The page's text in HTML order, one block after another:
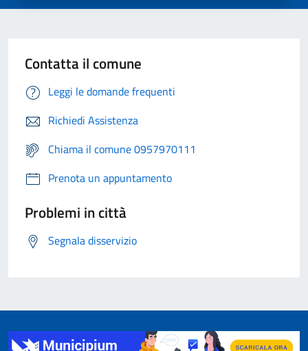
Contatta il comune
Leggi le domande frequenti
Richiedi Assistenza
Chiama il comune 0957970111
Prenota un appuntamento
Problemi in città
Segnala disservizio